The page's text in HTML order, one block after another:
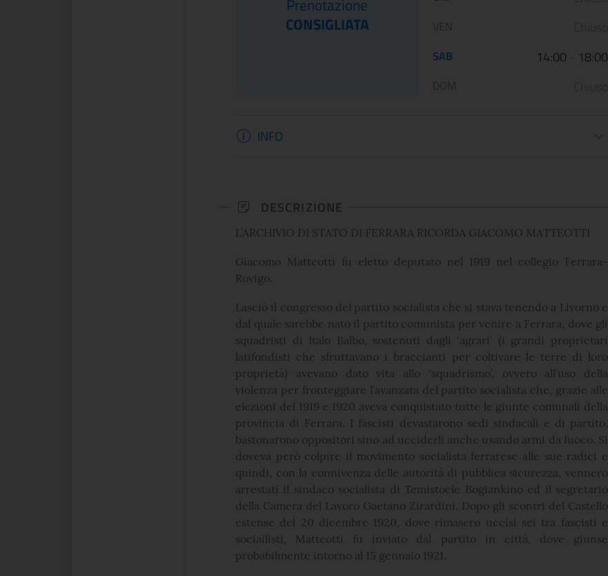
Prenotazione
CONSIGLIATA
VEN
SAB 14:00 18:00
DOM
Informazioni apertura
INFO
DESCRIZIONE
L’ARCHIVIO DI STATO DI FERRARA RICORDA GIACOMO MATTEOTTI
Giacomo Matteotti fu eletto deputato nel 1919 nel collegio Ferrara-
Rovigo.
Lasciò il congresso del partito socialista che si stava tenendo a Livorno e
dal quale sarebbe nato il partito comunista per venire a Ferrara, dove gli
squadristi di Italo Balbo, sostenuti dagli ‘agrari’ (i grandi proprietari
latifondisti che sfruttavano i braccianti per coltivare le terre di loro
proprietà) avevano dato vita allo ‘squadrismo’, ovvero all’uso della
violenza per fronteggiare l’avanzata del partito socialista che, grazie alle
elezioni del 1919 e 1920 aveva conquistato tutte le giunte comunali della
provincia di Ferrara. I fascisti devastarono sedi sindacali e di partito,
bastonarono oppositori sino ad ucciderli anche usando armi da fuoco. Si
doveva però colpire il movimento socialista ferrarese alle sue radici e
quindi, con la connivenza delle autorità di pubblica sicurezza, vennero
arrestati il sindaco socialista di Temistocle Bogiankino ed il segretario
della Camera del Lavoro Gaetano Zirardini. Dopo gli scontri del Castello
estense del 20 dicembre 1920, dove rimasero uccisi sei tra fascisti e
sociailisti, Matteotti fu inviato dal partito in città, dove giunse
probabilmente intorno al 15 gennaio 1921.
dipinti, sculture, arazzi, incision...
Le Scuderie del Quirinale
presentano ARTE LIBERATA